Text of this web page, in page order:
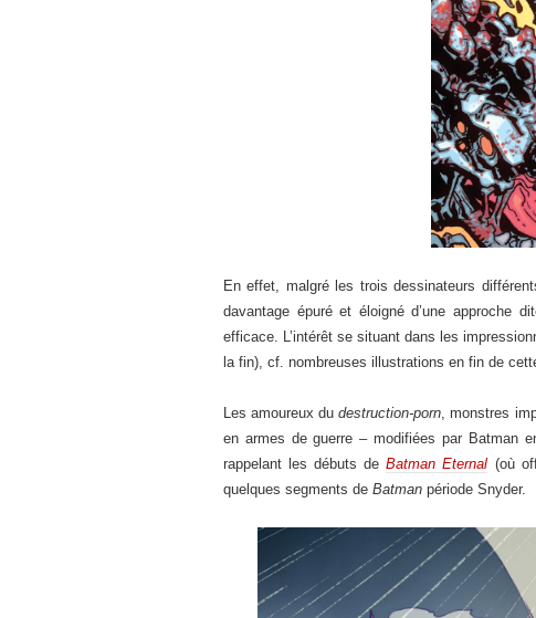
En effet, malgré les trois dessinateurs
davantage épuré et éloigné d’une approche
efficace. L’intérêt se situant dans les
la fin), cf. nombreuses illustrations en fin de
Les amoureux dudestruction-porn , monstres
en armes de guerre – modifiées par Batman
rappelant les débuts deBatman Eternal (où
quelques segments de Batman période Snyder.